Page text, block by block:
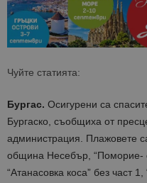
Чуйте статията:
Бургас. Осигурени са
Бургаско, съобщиха от
администрация. Плажовете
община Несебър, “Поморие-
“Атанасовка коса” без част